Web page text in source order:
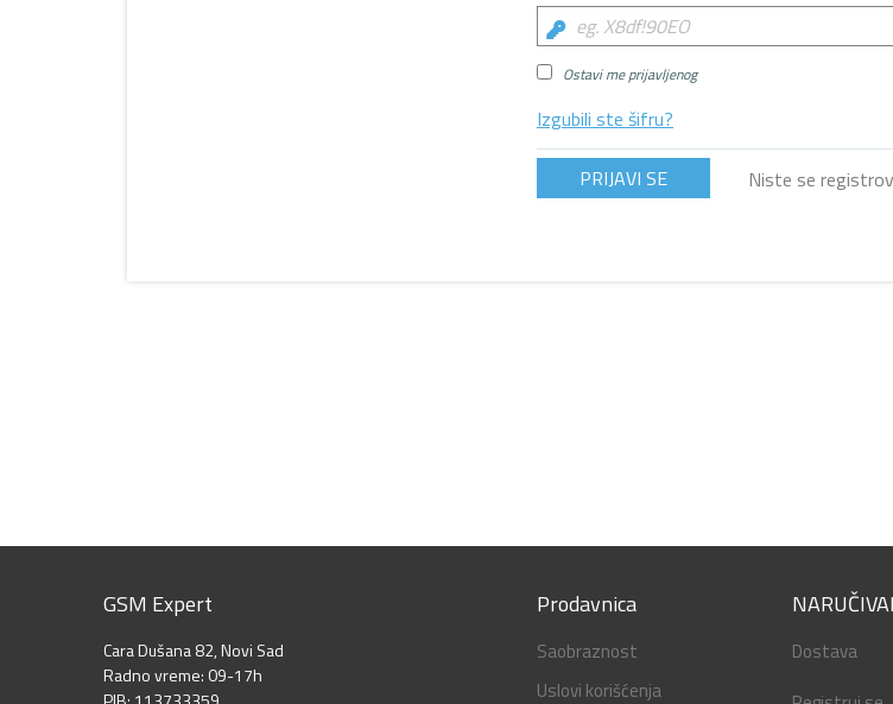
Ostavi me prijavljenog
Izgubili ste šifru?
Niste se
GSM Expert
Cara Dušana 82, Novi Sad
Radno vreme: 09-17h
Prodavnica
Saobraznost
Uslovi korišćenja
Dostava